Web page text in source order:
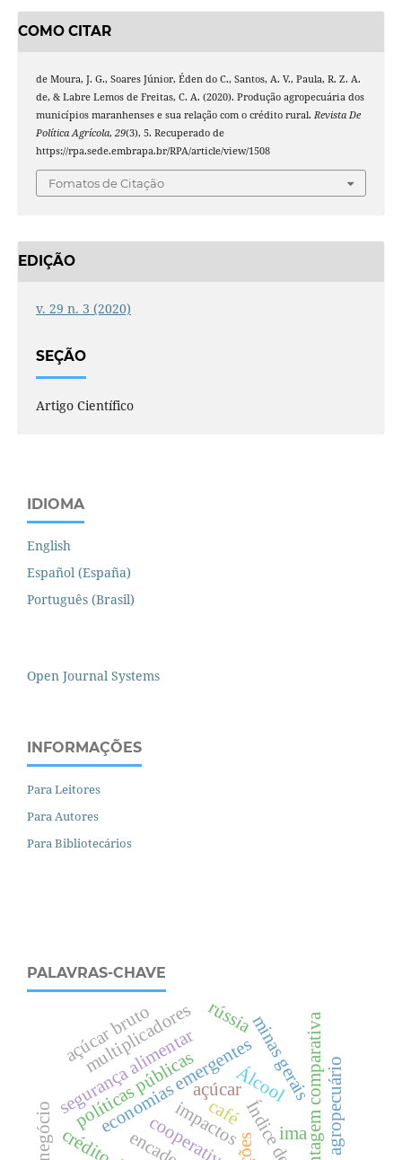
COMO CITAR
de Moura, J. G., Soares Júnior, Éden do C., Santos, A. V., Paula, R. Z. A.
de, & Labre Lemos de Freitas, C. A. (2020). Produção agropecuária dos
municípios maranhenses e sua relação com o crédito rural. Revista De
Política Agrícola, 29(3), 5. Recuperado de
https://rpa.sede.embrapa.br/RPA/article/view/1508
Fomatos de Citação
EDIÇÃO
v. 29 n. 3 (2020)
SEÇÃO
Artigo Científico
IDIOMA
English
Español (España)
Português (Brasil)
Open Journal Systems
INFORMAÇÕES
Para Leitores
Para Autores
Para Bibliotecários
PALAVRAS-CHAVE
economias emergentes
políticas públicas
segurança alimentaraçúcarÁlcool vantagem comparativa
cooperativas
impactos
multiplicadores
setor agropecuário
minas gerais
café
ima
açúcar bruto rússia